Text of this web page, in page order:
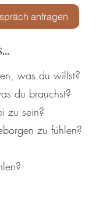
anfragen
was du willst?
du brauchst?
zu sein?
zu fühlen?